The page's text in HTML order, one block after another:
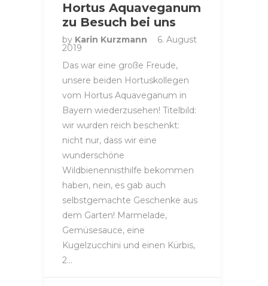
Hortus Aquaveganum
zu Besuch bei uns
by Karin Kurzmann 6. August
2019
Das war eine große Freude,
unsere beiden Hortuskollegen
vom Hortus Aquaveganum in
Bayern wiederzusehen! Titelbild:
wir wurden reich beschenkt:
nicht nur, dass wir eine
wunderschöne
Wildbienennisthilfe bekommen
haben, nein, es gab auch
selbstgemachte Geschenke aus
dem Garten! Marmelade,
Gemüsesauce, eine
Kugelzucchini und einen Kürbis,
2…